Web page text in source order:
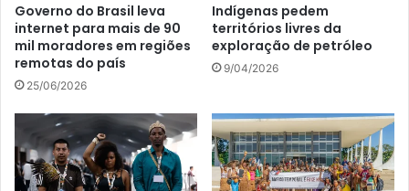
Governo do Brasil leva
internet para mais de 90
mil moradores em regiões
remotas do país
25/06/2026
Indígenas pedem
territórios livres da
exploração de petróleo
9/04/2026